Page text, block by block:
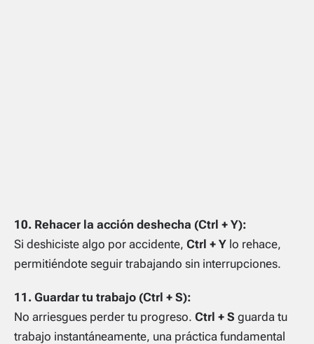
10. Rehacer la acción deshecha (Ctrl + Y):
Si deshiciste algo por accidente, Ctrl + Y lo rehace,
permitiéndote seguir trabajando sin interrupciones.
11. Guardar tu trabajo (Ctrl + S):
No arriesgues perder tu progreso. Ctrl + S guarda tu
trabajo instantáneamente, una práctica fundamental